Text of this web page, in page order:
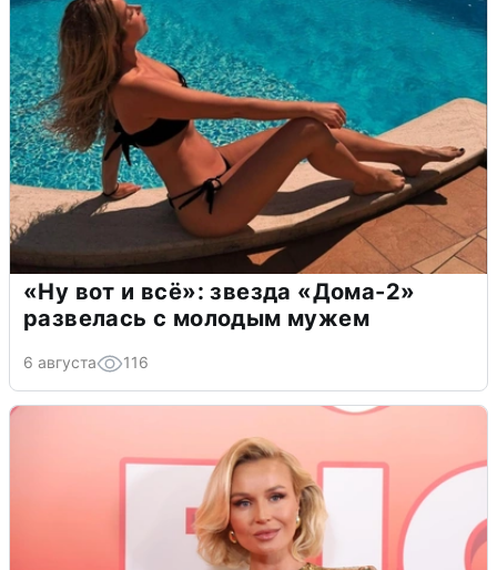
«Ну вот и всё»: звезда «Дома-2»
развелась с молодым мужем
6 августа 116